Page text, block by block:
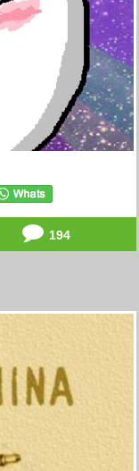
194